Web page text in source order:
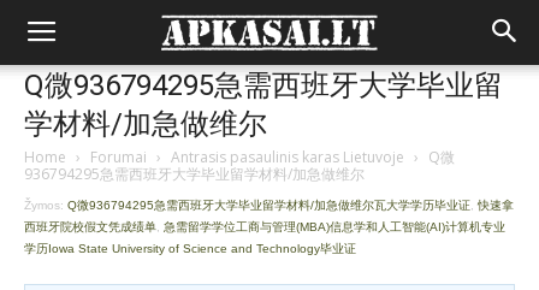
Q微936794295急需西班牙大学毕业留
学材料/加急做维尔
Home › Forumai › Antrasis pasaulinis karas Lietuvoje › Q微
936794295急需西班牙大学毕业留学材料/加急做维尔
Žymos: Q微936794295急需西班牙大学毕业留学材料/加急做维尔瓦大学学历毕业证 快速拿
西班牙院校假文凭成绩单 急需留学学位工商与管理(MBA)信息学和人工智能(AI)计算机专业
学历Iowa State University of Science and Technology毕业证